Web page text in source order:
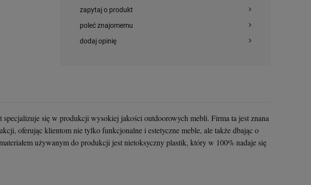
zapytaj o produkt
poleć znajomemu
dodaj opinię
się w produkcji wysokiej jakości outdoorowych mebli. Firma ta jest znana
oferując klientom nie tylko funkcjonalne i estetyczne meble, ale także dbając o
używanym do produkcji jest nietoksyczny plastik, który w 100% nadaje się